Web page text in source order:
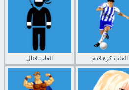
العاب قتال العاب كرة قدم